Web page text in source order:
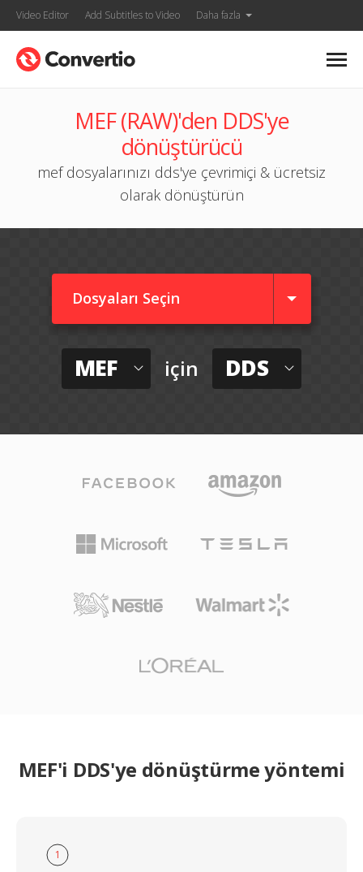
Video Editor Add Subtitles to Video Daha fazla
MEF (RAW)'den DDS'ye
dönüştürücü
mef dosyalarınızı dds'ye çevrimiçi & ücretsiz
olarak dönüştürün
Dosyaları Seçin
MEF için DDS
MEF'i DDS'ye dönüştürme yöntemi
1